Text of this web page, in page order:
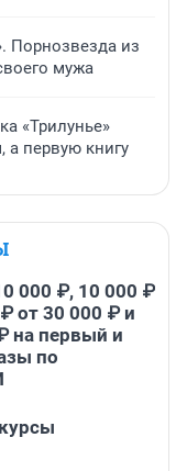
Порнозвезда из
мужа
«Трилунье»
а первую книгу
000 ₽, 10 000 ₽
от 30 000 ₽ и
на первый и
по